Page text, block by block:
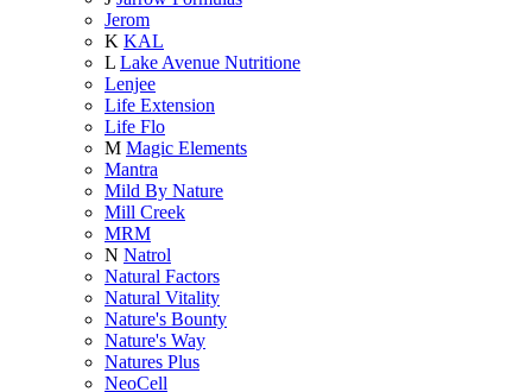
Jerom
K KAL
L Lake Avenue Nutritione
Lenjee
Life Extension
Life Flo
M Magic Elements
Mantra
Mild By Nature
Mill Creek
MRM
N Natrol
Natural Factors
Natural Vitality
Nature's Bounty
Nature's Way
Natures Plus
NeoCell